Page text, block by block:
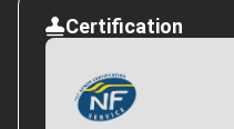
Certification